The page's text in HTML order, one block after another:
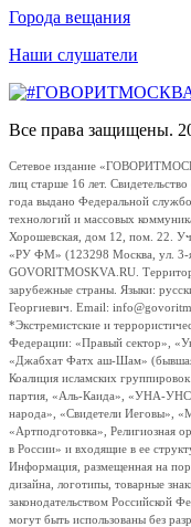
Города вещания
Наши слушатели
Все права защищены.
Сетевое издание
лиц старше 16 лет.
года выдано Федеральной
технологий и массовых
Хорошевская, дом 12, пом. 22.
«РУ ФМ» (123298 Москва, ул. 3-
GOVORITMOSKVA.RU.
зарубежные страны. Языки:
Георгиевич. Email:
*Экстремистские и
Федерации: «Правый сектор»,
«Джабхат Фатх аш-Шам»
Коалиция исламских
партия, «Аль-Каида», «УНА-
народа», «Свидетели Иеговы»,
«Артподготовка», Религиозная
в России» и входящие в ее
Информация, размещенная на
дизайна, логотипы, товарные
законодательством Российской
могут быть использованы без